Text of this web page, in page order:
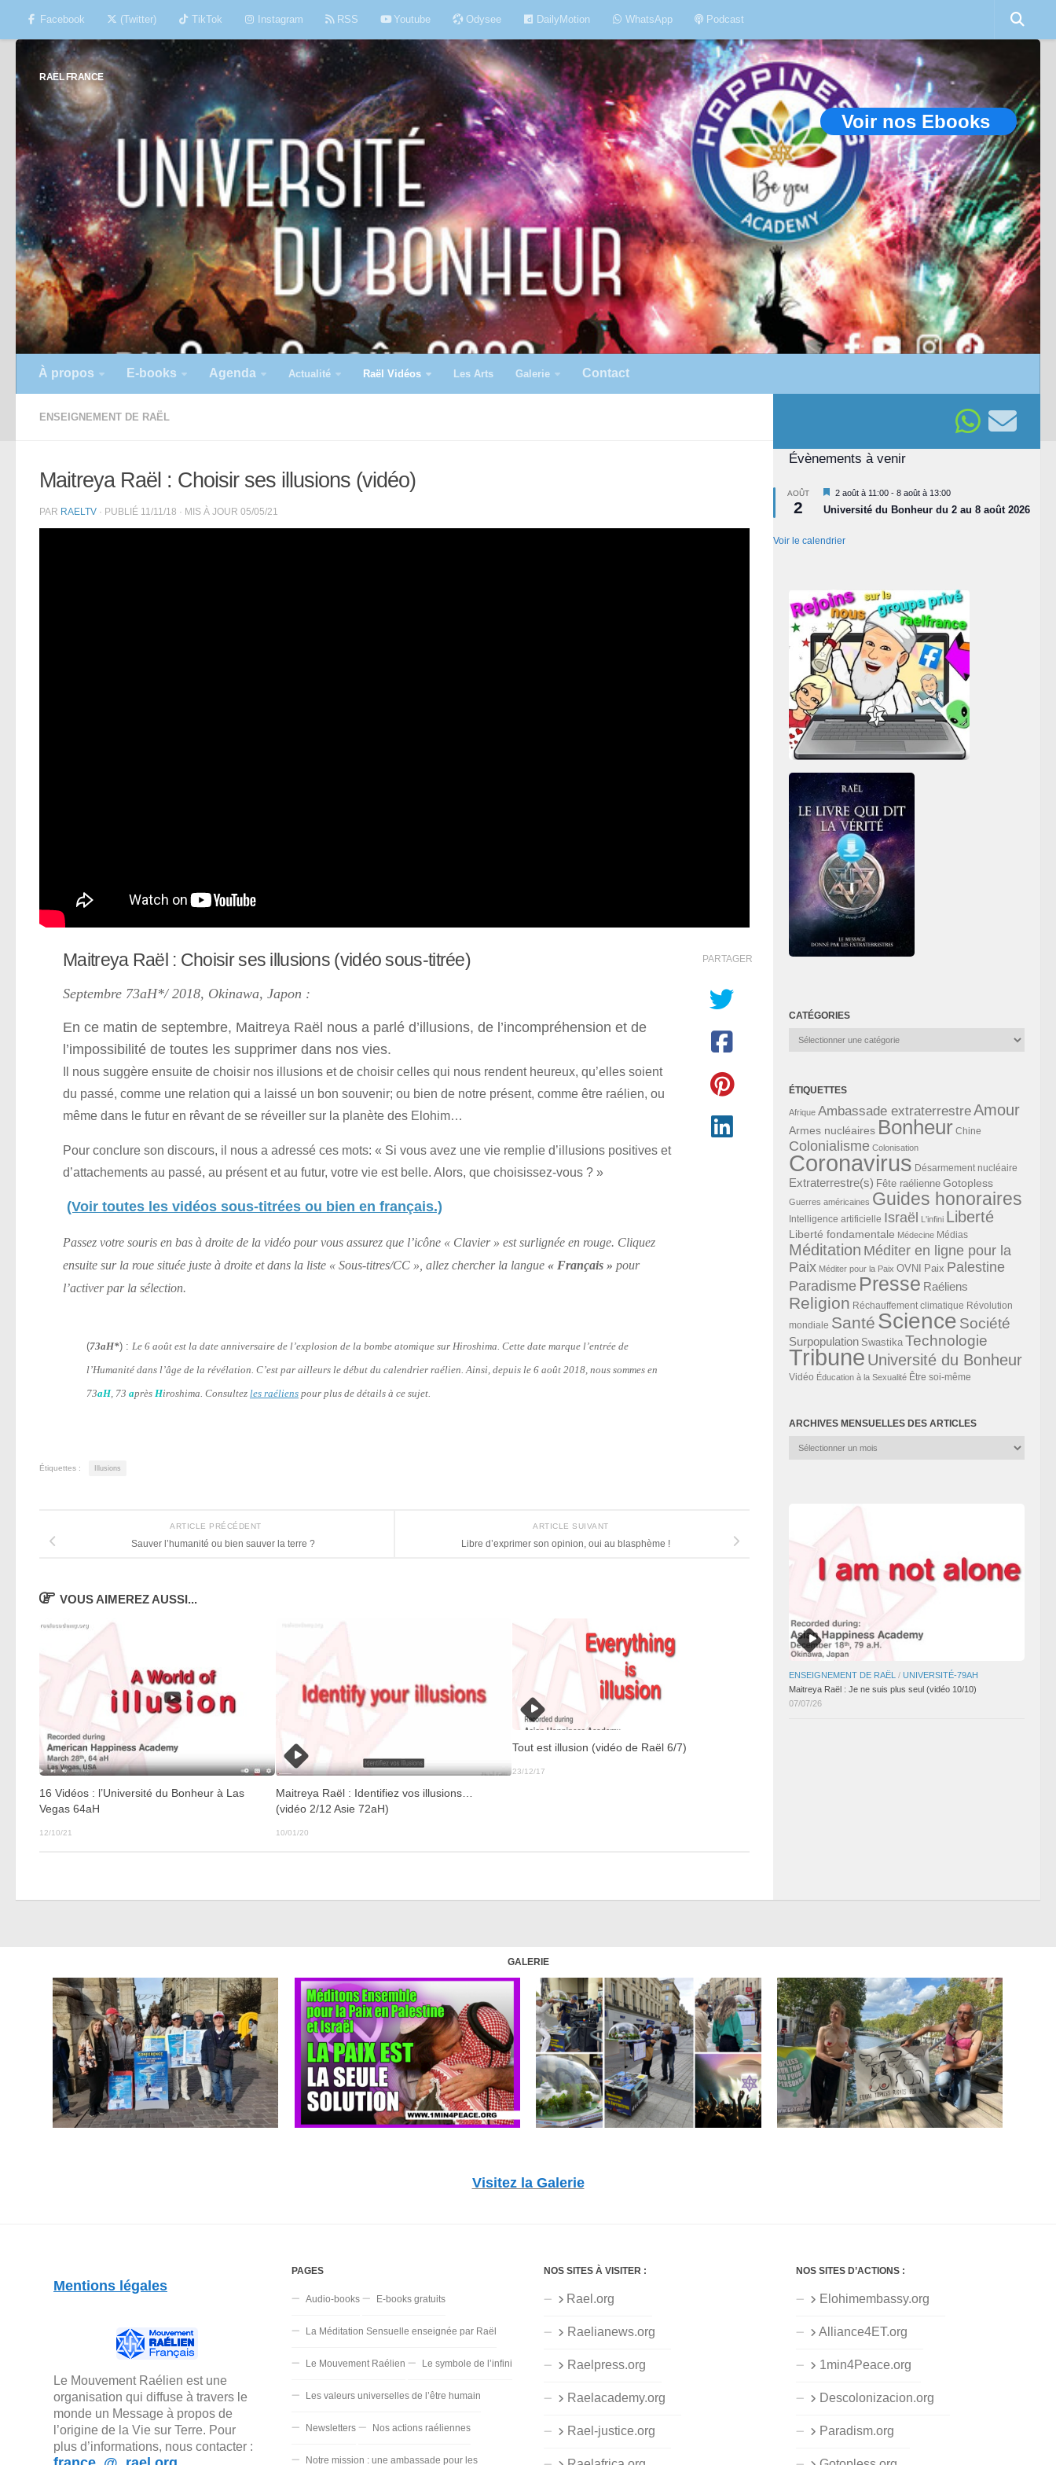
Skip to content
Facebook (Twitter) TikTok Instagram RSS Youtube Odysee DailyMotion WhatsApp Podcast
RAËL FRANCE
Voir nos Ebooks
À propos E-books Agenda Actualité Raël Vidéos Les Arts Galerie Contact
ENSEIGNEMENT DE RAËL
Maitreya Raël : Choisir ses illusions (vidéo)
PAR RAELTV · PUBLIÉ 11/11/18 · MIS À JOUR 05/05/21
Maitreya Raël : Choisir ses illusions (vidéo sous-titrée)
Septembre 73aH*/ 2018, Okinawa, Japon :
En ce matin de septembre, Maitreya Raël nous a parlé d’illusions, de l’incompréhension et de
l’impossibilité de toutes les supprimer dans nos vies.
Il nous suggère ensuite de choisir nos illusions et de choisir celles qui nous rendent heureux, qu’elles soient
du passé, comme une relation qui a laissé un bon souvenir; ou bien de notre présent, comme être raélien, ou
même dans le futur en rêvant de se réveiller sur la planète des Elohim…
Pour conclure son discours, il nous a adressé ces mots: « Si vous avez une vie remplie d’illusions positives et
d’attachements au passé, au présent et au futur, votre vie est belle. Alors, que choisissez-vous ? »
(Voir toutes les vidéos sous-titrées ou bien en français.)
Passez votre souris en bas à droite de la vidéo pour vous assurez que l’icône « Clavier » est surlignée en rouge. Cliquez
ensuite sur la roue située juste à droite et dans la liste « Sous-titres/CC », allez chercher la langue « Français » pour
l’activer par la sélection.
(73aH*) : Le 6 août est la date anniversaire de l’explosion de la bombe atomique sur Hiroshima. Cette date marque l’entrée de
l’Humanité dans l’âge de la révélation. C’est par ailleurs le début du calendrier raélien. Ainsi, depuis le 6 août 2018, nous sommes en
73aH, 73 après Hiroshima. Consultez les raéliens pour plus de détails à ce sujet.
PARTAGER
Étiquettes : Illusions
ARTICLE SUIVANT
Libre d’exprimer son opinion, oui au blasphème !
ARTICLE PRÉCÉDENT
Sauver l’humanité ou bien sauver la terre ?
VOUS AIMEREZ AUSSI...
16 Vidéos : l’Université du Bonheur à Las
Vegas 64aH
12/10/21
Maitreya Raël : Identifiez vos illusions…
(vidéo 2/12 Asie 72aH)
10/01/20
Tout est illusion (vidéo de Raël 6/7)
23/12/17
Évènements à venir
AOÛT
2
Mis
en
avant
2 août à 11:00 - 8 août à 13:00
Université du Bonheur du 2 au 8 août 2026
Voir le calendrier
CATÉGORIES
Catégories
ÉTIQUETTES
Afrique Ambassade extraterrestreAmour
Armes nucléaires Bonheur Chine
Colonialisme Colonisation
Coronavirus Désarmement nucléaire
Extraterrestre(s) Fête raélienne Gotopless
Guerres américaines Guides honoraires
Intelligence artificielle Israël L'infini Liberté
Liberté fondamentale Médecine Médias
Méditation Méditer en ligne pour la
Paix Méditer pour la Paix OVNI Paix Palestine
Paradisme Presse Raéliens
Religion Réchauffement climatique Révolution
mondiale Santé Science Société
Surpopulation Swastika Technologie
Tribune Université du Bonheur
Vidéo Éducation à la Sexualité Être soi-même
ARCHIVES MENSUELLES DES ARTICLES
Archives
ENSEIGNEMENT DE RAËL / UNIVERSITÉ-79AH
Maitreya Raël : Je ne suis plus seul (vidéo 10/10)
07/07/26
GALERIE
Visitez la Galerie
Mentions légales
Le Mouvement Raélien est une
organisation qui diffuse à travers le
monde un Message à propos de
l’origine de la Vie sur Terre. Pour
plus d’informations, nous contacter :
PAGES
Audio-books E-books gratuits
La Méditation Sensuelle enseignée par Raël
Le Mouvement Raélien Le symbole de l’infini
Les valeurs universelles de l’être humain
Newsletters Nos actions raéliennes
Notre mission : une ambassade pour les
NOS SITES À VISITER :
Rael.org
Raelianews.org
Raelpress.org
Raelacademy.org
Rael-justice.org
NOS SITES D’ACTIONS :
Elohimembassy.org
Alliance4ET.org
1min4Peace.org
Descolonizacion.org
Paradism.org